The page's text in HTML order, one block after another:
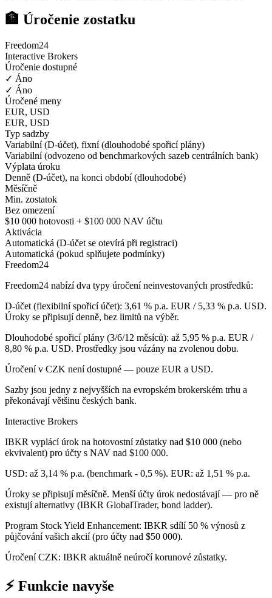
🏦 Úročenie zostatku
Freedom24
Interactive Brokers
Úročenie dostupné
✓ Áno
✓ Áno
Úročené meny
EUR, USD
EUR, USD
Typ sadzby
Variabilní (D-účet), fixní (dlouhodobé spořicí plány)
Variabilní (odvozeno od benchmarkových sazeb centrálních bank)
Výplata úroku
Denně (D-účet), na konci období (dlouhodobé)
Měsíčně
Min. zostatok
Bez omezení
$10 000 hotovosti + $100 000 NAV účtu
Aktivácia
Automatická (D-účet se otevírá při registraci)
Automatická (pokud splňujete podmínky)
Freedom24
Freedom24 nabízí dva typy úročení neinvestovaných prostředků:
D-účet (flexibilní spořicí účet): 3,61 % p.a. EUR / 5,33 % p.a. USD.
Úroky se připisují denně, bez limitů na výběr.
Dlouhodobé spořicí plány (3/6/12 měsíců): až 5,95 % p.a. EUR /
8,80 % p.a. USD. Prostředky jsou vázány na zvolenou dobu.
Úročení v CZK není dostupné — pouze EUR a USD.
Sazby jsou jedny z nejvyšších na evropském brokerském trhu a
překonávají většinu českých bank.
Interactive Brokers
IBKR vyplácí úrok na hotovostní zůstatky nad $10 000 (nebo
ekvivalent) pro účty s NAV nad $100 000.
USD: až 3,14 % p.a. (benchmark - 0,5 %). EUR: až 1,51 % p.a.
Úroky se připisují měsíčně. Menší účty úrok nedostávají — pro ně
existují alternativy (IBKR GlobalTrader, bond ladder).
Program Stock Yield Enhancement: IBKR sdílí 50 % výnosů z
půjčování vašich akcií (pro účty nad $50 000).
Úročení CZK: IBKR aktuálně neúročí korunové zůstatky.
⚡ Funkcie navyše